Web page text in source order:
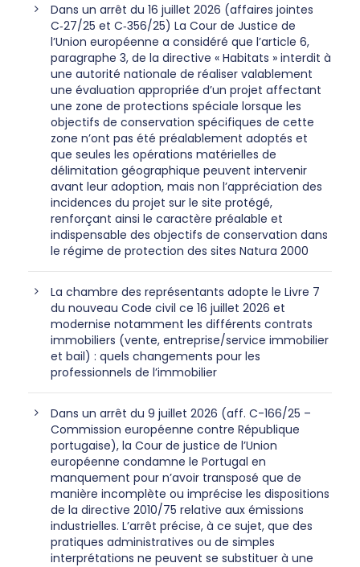
Dans un arrêt du 16 juillet 2026 (affaires jointes
C‑27/25 et C‑356/25) La Cour de Justice de
l’Union européenne a considéré que l’article 6,
paragraphe 3, de la directive « Habitats » interdit à
une autorité nationale de réaliser valablement
une évaluation appropriée d’un projet affectant
une zone de protections spéciale lorsque les
objectifs de conservation spécifiques de cette
zone n’ont pas été préalablement adoptés et
que seules les opérations matérielles de
délimitation géographique peuvent intervenir
avant leur adoption, mais non l’appréciation des
incidences du projet sur le site protégé,
renforçant ainsi le caractère préalable et
indispensable des objectifs de conservation dans
le régime de protection des sites Natura 2000
La chambre des représentants adopte le Livre 7
du nouveau Code civil ce 16 juillet 2026 et
modernise notamment les différents contrats
immobiliers (vente, entreprise/service immobilier
et bail) : quels changements pour les
professionnels de l’immobilier
Dans un arrêt du 9 juillet 2026 (aff. C-166/25 –
Commission européenne contre République
portugaise), la Cour de justice de l’Union
européenne condamne le Portugal en
manquement pour n’avoir transposé que de
manière incomplète ou imprécise les dispositions
de la directive 2010/75 relative aux émissions
industrielles. L’arrêt précise, à ce sujet, que des
pratiques administratives ou de simples
interprétations ne peuvent se substituer à une